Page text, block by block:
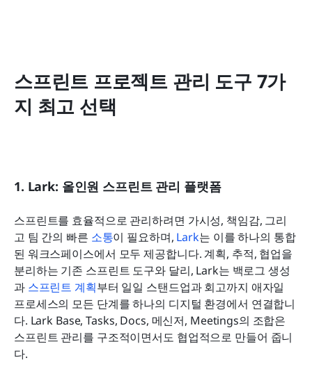
스프린트 프로젝트 관리 도구 7가
지 최고 선택
1. Lark: 올인원 스프린트 관리 플랫폼
스프린트를 효율적으로 관리하려면 가시성, 책임감, 그리
고 팀 간의 빠른 소통이 필요하며, Lark는 이를 하나의 통합
된 워크스페이스에서 모두 제공합니다. 계획, 추적, 협업을
분리하는 기존 스프린트 도구와 달리, Lark는 백로그 생성
과 스프린트 계획부터 일일 스탠드업과 회고까지 애자일
프로세스의 모든 단계를 하나의 디지털 환경에서 연결합니
다. Lark Base, Tasks, Docs, 메신저, Meetings의 조합은
스프린트 관리를 구조적이면서도 협업적으로 만들어 줍니
다.